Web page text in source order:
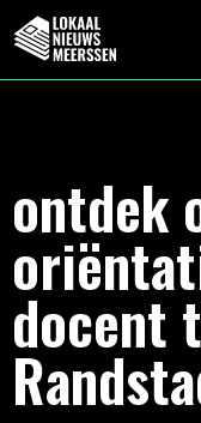
ontdek
docent